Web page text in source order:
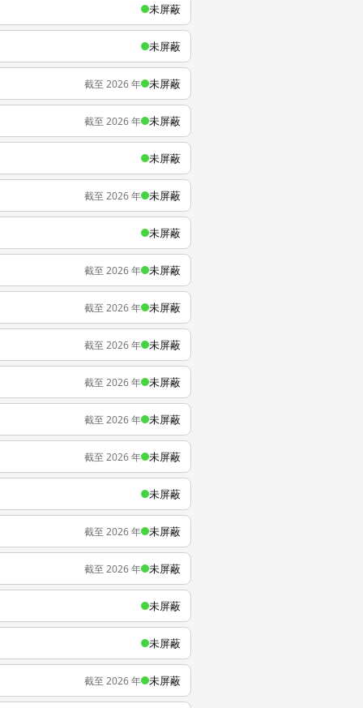
未屏蔽
未屏蔽
截至 2026 年 未屏蔽
截至 2026 年 未屏蔽
未屏蔽
截至 2026 年 未屏蔽
未屏蔽
截至 2026 年 未屏蔽
截至 2026 年 未屏蔽
截至 2026 年 未屏蔽
截至 2026 年 未屏蔽
截至 2026 年 未屏蔽
截至 2026 年 未屏蔽
未屏蔽
截至 2026 年 未屏蔽
截至 2026 年 未屏蔽
未屏蔽
未屏蔽
截至 2026 年 未屏蔽